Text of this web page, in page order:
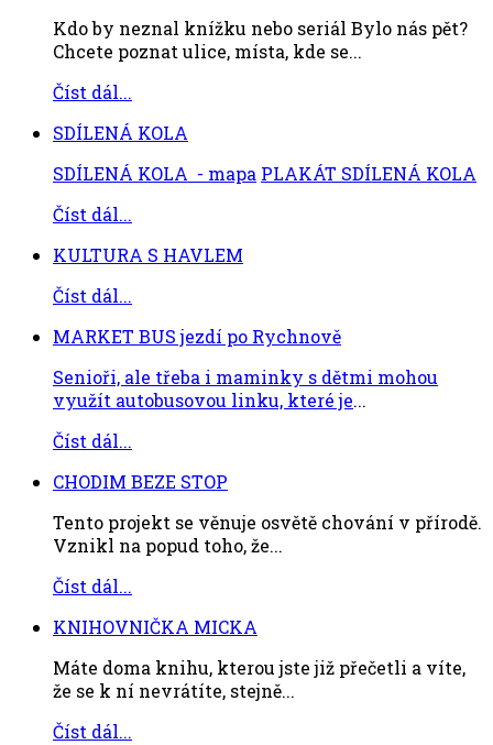
Kdo by neznal knížku nebo seriál Bylo nás pět?
Chcete poznat ulice, místa, kde se...
Číst dál...
SDÍLENÁ KOLA
SDÍLENÁ KOLA - mapa PLAKÁT SDÍLENÁ KOLA
Číst dál...
KULTURA S HAVLEM
Číst dál...
MARKET BUS jezdí po Rychnově
Senioři, ale třeba i maminky s dětmi mohou
využít autobusovou linku, které je...
Číst dál...
CHODIM BEZE STOP
Tento projekt se věnuje osvětě chování v přírodě.
Vznikl na popud toho, že...
Číst dál...
KNIHOVNIČKA MICKA
Máte doma knihu, kterou jste již přečetli a víte,
že se k ní nevrátíte, stejně...
Číst dál...